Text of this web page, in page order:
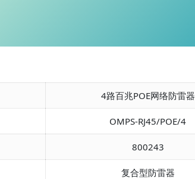
4路百兆POE网络防雷器
OMPS-RJ45/POE/4
800243
复合型防雷器